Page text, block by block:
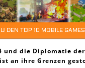
DEN TOP 10 MOBILE GAMES
und die Diplomatie der
an ihre Grenzen